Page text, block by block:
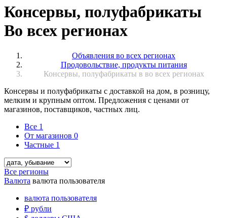
Консервы, полуфабрикаты
Во всех регионах
Объявления во всех регионах
Продовольствие, продукты питания
Консервы, полуфабрикаты в во всех регионах
Консервы и полуфабрикаты с доставкой на дом, в розницу,
мелким и крупным оптом. Предложения с ценами от
магазинов, поставщиков, частных лиц.
Все 1
От магазинов 0
Частные 1
Все регионы
Валюта валюта пользователя
валюта пользователя
₽ рубли